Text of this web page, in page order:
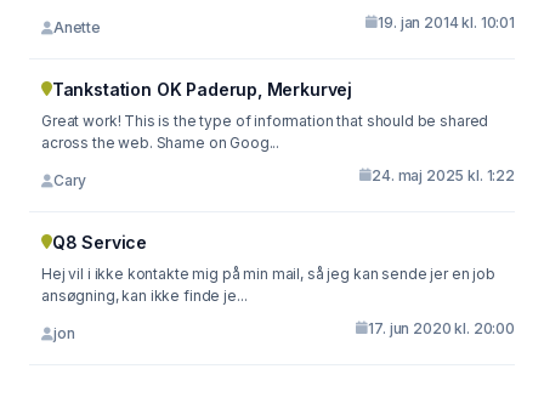
Anette 19. jan 2014 kl. 10:01
Tankstation OK Paderup, Merkurvej
Great work! This is the type of information that should be shared
across the web. Shame on Goog...
Cary 24. maj 2025 kl. 1:22
Q8 Service
Hej vil i ikke kontakte mig på min mail, så jeg kan sende jer en job
ansøgning, kan ikke finde je...
jon 17. jun 2020 kl. 20:00